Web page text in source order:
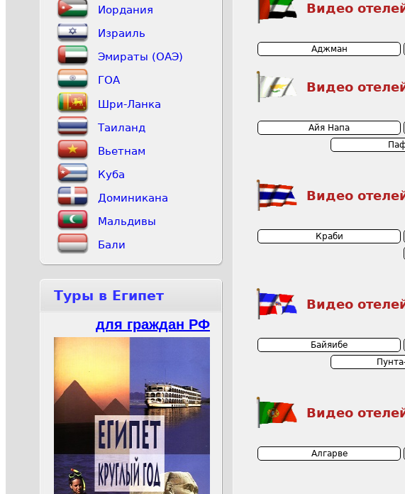
Видео
Аджман
Видео
Айя Напа
Видео
Краби
Видео
Байяибе
Видео
Алгарве
Иордания
Израиль
Эмираты (ОАЭ)
ГОА
Шри-Ланка
Таиланд
Вьетнам
Куба
Доминикана
Мальдивы
Бали
Туры в Египет
для граждан РФ